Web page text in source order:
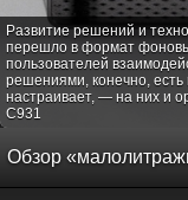
Развитие решений и
перешло в формат
пользователей
решениями, конечно, есть
настраивает, — на них и
C931